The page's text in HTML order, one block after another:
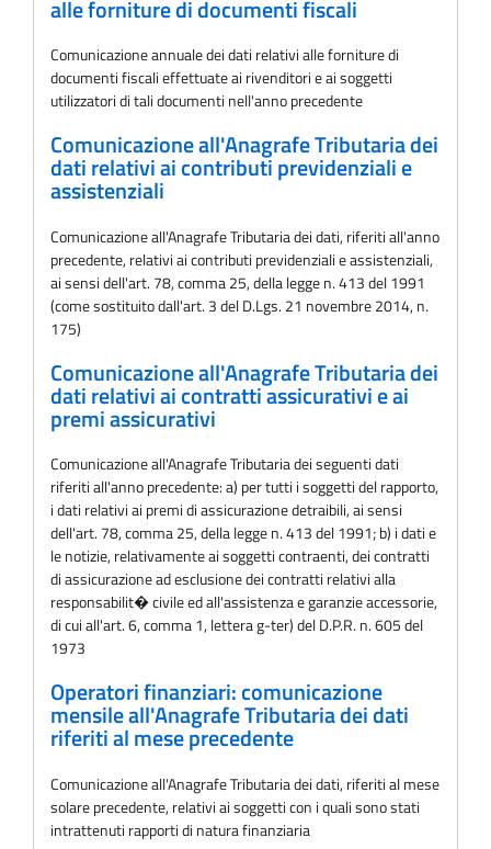
alle forniture di documenti fiscali
Comunicazione annuale dei dati relativi alle forniture di
documenti fiscali effettuate ai rivenditori e ai soggetti
utilizzatori di tali documenti nell'anno precedente
Comunicazione all'Anagrafe Tributaria dei
dati relativi ai contributi previdenziali e
assistenziali
Comunicazione all'Anagrafe Tributaria dei dati, riferiti all'anno
precedente, relativi ai contributi previdenziali e assistenziali,
ai sensi dell'art. 78, comma 25, della legge n. 413 del 1991
(come sostituito dall'art. 3 del D.Lgs. 21 novembre 2014, n.
175)
Comunicazione all'Anagrafe Tributaria dei
dati relativi ai contratti assicurativi e ai
premi assicurativi
Comunicazione all'Anagrafe Tributaria dei seguenti dati
riferiti all'anno precedente: a) per tutti i soggetti del rapporto,
i dati relativi ai premi di assicurazione detraibili, ai sensi
dell'art. 78, comma 25, della legge n. 413 del 1991; b) i dati e
le notizie, relativamente ai soggetti contraenti, dei contratti
di assicurazione ad esclusione dei contratti relativi alla
responsabilit� civile ed all'assistenza e garanzie accessorie,
di cui all'art. 6, comma 1, lettera g-ter) del D.P.R. n. 605 del
1973
Operatori finanziari: comunicazione
mensile all'Anagrafe Tributaria dei dati
riferiti al mese precedente
Comunicazione all'Anagrafe Tributaria dei dati, riferiti al mese
solare precedente, relativi ai soggetti con i quali sono stati
intrattenuti rapporti di natura finanziaria